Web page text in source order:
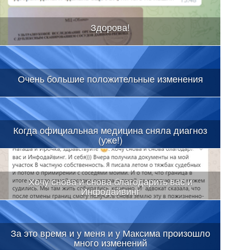
Здорова!
Очень большие положительные изменения
Когда официальная медицина сняла диагноз
(уже!)
Хочу снова и снова благодарить вас и
Инфодайвинг
За это время и у меня и у Максима произошло
много изменений